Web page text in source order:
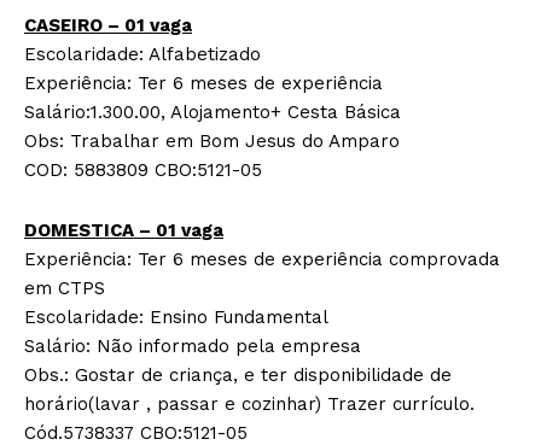
CASEIRO – 01 vaga
Escolaridade: Alfabetizado
Experiência: Ter 6 meses de experiência
Salário:1.300.00, Alojamento+ Cesta Básica
Obs: Trabalhar em Bom Jesus do Amparo
COD: 5883809 CBO:5121-05
DOMESTICA – 01 vaga
Experiência: Ter 6 meses de experiência comprovada
em CTPS
Escolaridade: Ensino Fundamental
Salário: Não informado pela empresa
Obs.: Gostar de criança, e ter disponibilidade de
horário(lavar , passar e cozinhar) Trazer currículo.
Cód.5738337 CBO:5121-05